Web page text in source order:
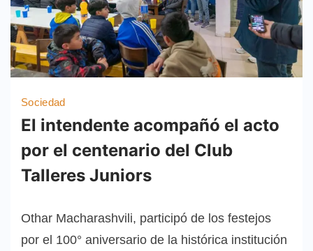
Sociedad
El intendente acompañó el acto
por el centenario del Club
Talleres Juniors
Othar Macharashvili, participó de los festejos
por el 100° aniversario de la histórica institución